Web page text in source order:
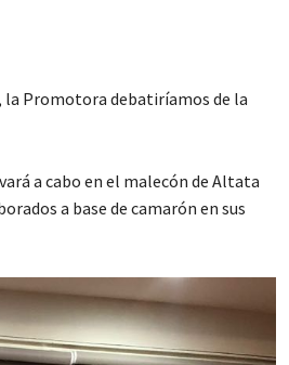
la Promotora debatiríamos de la
a cabo en el malecón de Altata
a base de camarón en sus